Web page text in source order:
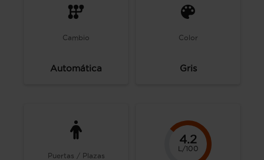
Cambio
Automática
Color
Gris
Puertas / Plazas
4.2
L/100